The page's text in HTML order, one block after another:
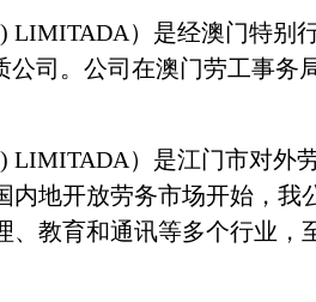
LIMITADA）是经澳门特别
司。公司在澳门劳工事务
LIMITADA）是江门市对外
内地开放劳务市场开始，我
教育和通讯等多个行业，